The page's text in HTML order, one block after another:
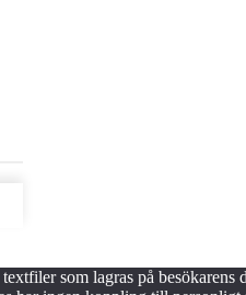
som lagras på